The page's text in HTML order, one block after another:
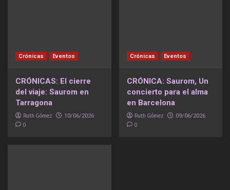
Crónicas Eventos
CRÓNICAS: El cierre
del viaje: Saurom en
Tarragona
Ruth Gómez 10/06/2026
0
Crónicas Eventos
CRÓNICA: Saurom, Un
concierto para el alma
en Barcelona
Ruth Gómez 09/06/2026
0